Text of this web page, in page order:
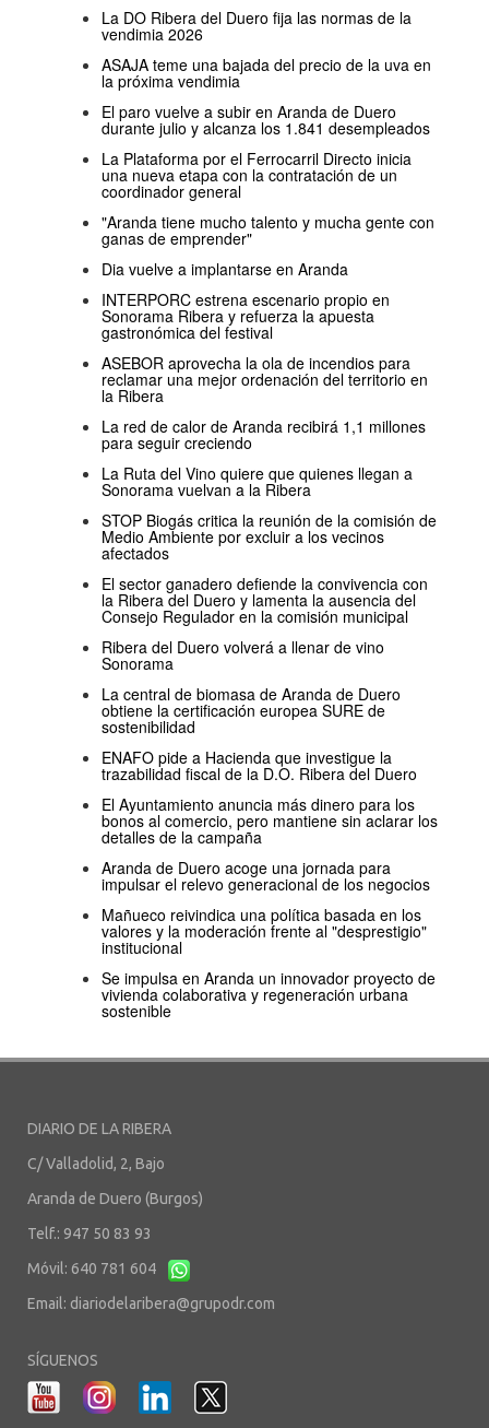
La DO Ribera del Duero fija las normas de la
vendimia 2026
ASAJA teme una bajada del precio de la uva en
la próxima vendimia
El paro vuelve a subir en Aranda de Duero
durante julio y alcanza los 1.841 desempleados
La Plataforma por el Ferrocarril Directo inicia
una nueva etapa con la contratación de un
coordinador general
"Aranda tiene mucho talento y mucha gente con
ganas de emprender"
Dia vuelve a implantarse en Aranda
INTERPORC estrena escenario propio en
Sonorama Ribera y refuerza la apuesta
gastronómica del festival
ASEBOR aprovecha la ola de incendios para
reclamar una mejor ordenación del territorio en
la Ribera
La red de calor de Aranda recibirá 1,1 millones
para seguir creciendo
La Ruta del Vino quiere que quienes llegan a
Sonorama vuelvan a la Ribera
STOP Biogás critica la reunión de la comisión de
Medio Ambiente por excluir a los vecinos
afectados
El sector ganadero defiende la convivencia con
la Ribera del Duero y lamenta la ausencia del
Consejo Regulador en la comisión municipal
Ribera del Duero volverá a llenar de vino
Sonorama
La central de biomasa de Aranda de Duero
obtiene la certificación europea SURE de
sostenibilidad
ENAFO pide a Hacienda que investigue la
trazabilidad fiscal de la D.O. Ribera del Duero
El Ayuntamiento anuncia más dinero para los
bonos al comercio, pero mantiene sin aclarar los
detalles de la campaña
Aranda de Duero acoge una jornada para
impulsar el relevo generacional de los negocios
Mañueco reivindica una política basada en los
valores y la moderación frente al "desprestigio"
institucional
Se impulsa en Aranda un innovador proyecto de
vivienda colaborativa y regeneración urbana
sostenible
DIARIO DE LA RIBERA
C/ Valladolid, 2, Bajo
Aranda de Duero (Burgos)
Telf.: 947 50 83 93
Móvil: 640 781 604
Email: diariodelaribera@grupodr.com
SÍGUENOS